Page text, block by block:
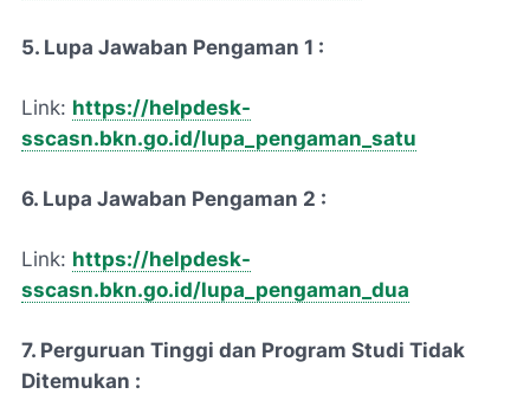
5. Lupa Jawaban Pengaman 1 :
Link: https://helpdesk-
sscasn.bkn.go.id/lupa_pengaman_satu
6. Lupa Jawaban Pengaman 2 :
Link: https://helpdesk-
sscasn.bkn.go.id/lupa_pengaman_dua
7. Perguruan Tinggi dan Program Studi Tidak
Ditemukan :